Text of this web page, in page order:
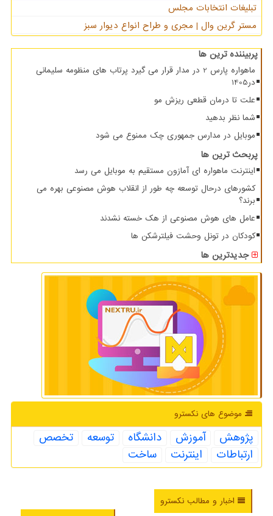
تبلیغات انتخابات مجلس
مستر گرین وال | مجری و طراح انواع دیوار سبز
پربیننده ترین ها
ماهواره پارس 2 در مدار قرار می گیرد پرتاب های منظومه سلیمانی
در1405
علت تا درمان قطعی ریزش مو
شما نظر بدهید
موبایل در مدارس جمهوری چک ممنوع می شود
پربحث ترین ها
اینترنت ماهواره ای آمازون مستقیم به موبایل می رسد
کشورهای درحال توسعه چه طور از انقلاب هوش مصنوعی بهره می
برند؟
عامل های هوش مصنوعی از هک خسته نشدند
کودکان در تونل وحشت فیلترشکن ها
جدیدترین ها
موضوع های نكسترو
پژوهش آموزش دانشگاه توسعه
تخصص
ارتباطات
اینترنت ساخت
اخبار و مطالب نکسترو